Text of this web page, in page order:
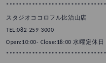
スタジオココロフル比治山店
TEL:082-259-3000
Open:10:00- Close:18:00 水曜定休日